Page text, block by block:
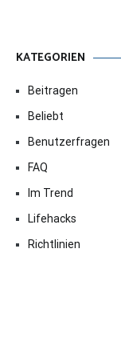
KATEGORIEN
Beitragen
Beliebt
Benutzerfragen
FAQ
Im Trend
Lifehacks
Richtlinien